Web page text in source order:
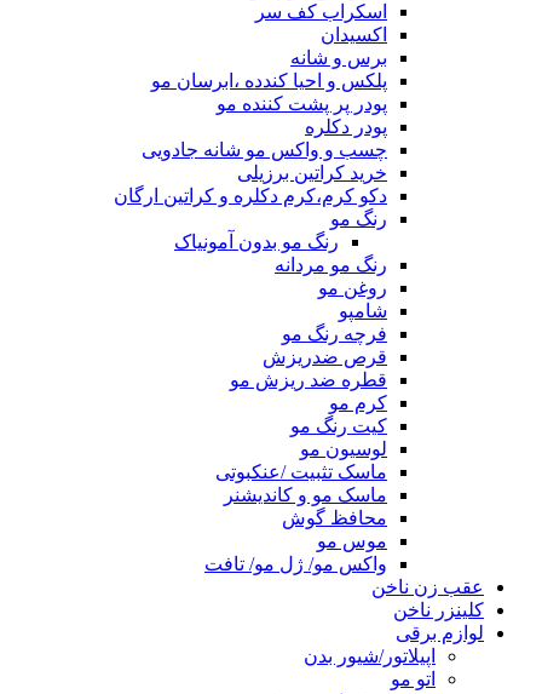
اسکراب کف سر
اکسیدان
برس و شانه
پلکس و احیا کندده ،ابرسان مو
پودر پر پشت کننده مو
پودر دکلره
چسب و واکس مو شانه جادویی
خرید کراتین برزیلی
دکو کرم،کرم دکلره و کراتین ارگان
رنگ مو
رنگ مو بدون آمونیاک
رنگ مو مردانه
روغن مو
شامپو
فرچه رنگ مو
قرص ضدریزش
قطره ضد ریزش مو
کرم مو
کیت رنگ مو
لوسیون مو
ماسک تثبیت /عنکبوتی
ماسک مو و کاندیشنر
محافظ گوش
موس مو
واکس مو/ ژل مو/ تافت
عقب زن ناخن
کلینزر ناخن
لوازم برقی
اپیلاتور/شیور بدن
اتو مو